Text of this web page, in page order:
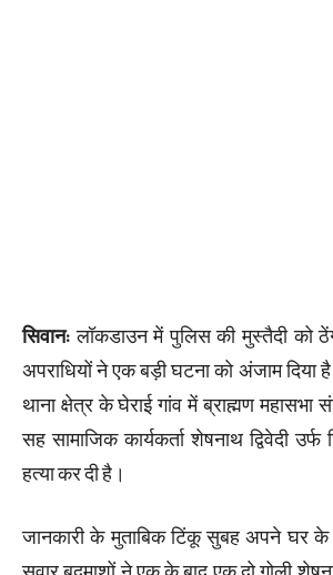
सिवान: लॉकडाउन में पुलिस की मुस्तैदी को
अपराधियों ने एक बड़ी घटना को अंजाम दिया
थाना क्षेत्र के घेराई गांव में ब्राह्मण महासभा
सह सामाजिक कार्यकर्ता शेषनाथ द्विवेदी
हत्या कर दी है।
जानकारी के मुताबिक टिंकू सुबह अपने घर के